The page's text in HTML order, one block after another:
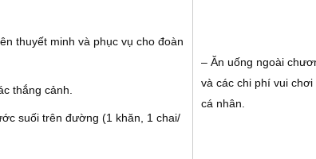
thuyết minh và phục vụ cho đoàn
thắng cảnh.
suối trên đường (1 khăn, 1 chai/
– Ăn uống ngoài
và các chi phí vui chơi
cá nhân.